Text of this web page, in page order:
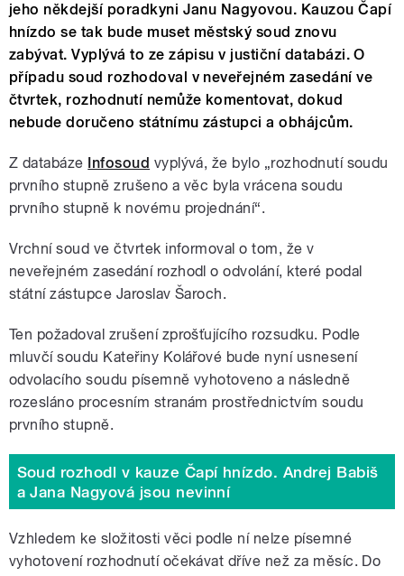
jeho někdejší poradkyni Janu Nagyovou. Kauzou Čapí
hnízdo se tak bude muset městský soud znovu
zabývat. Vyplývá to ze zápisu v justiční databázi. O
případu soud rozhodoval v neveřejném zasedání ve
čtvrtek, rozhodnutí nemůže komentovat, dokud
nebude doručeno státnímu zástupci a obhájcům.
Z databáze Infosoud vyplývá, že bylo „rozhodnutí soudu
prvního stupně zrušeno a věc byla vrácena soudu
prvního stupně k novému projednání“.
Vrchní soud ve čtvrtek informoval o tom, že v
neveřejném zasedání rozhodl o odvolání, které podal
státní zástupce Jaroslav Šaroch.
Ten požadoval zrušení zprošťujícího rozsudku. Podle
mluvčí soudu Kateřiny Kolářové bude nyní usnesení
odvolacího soudu písemně vyhotoveno a následně
rozesláno procesním stranám prostřednictvím soudu
prvního stupně.
Soud rozhodl v kauze Čapí hnízdo. Andrej Babiš
a Jana Nagyová jsou nevinní
Vzhledem ke složitosti věci podle ní nelze písemné
vyhotovení rozhodnutí očekávat dříve než za měsíc. Do